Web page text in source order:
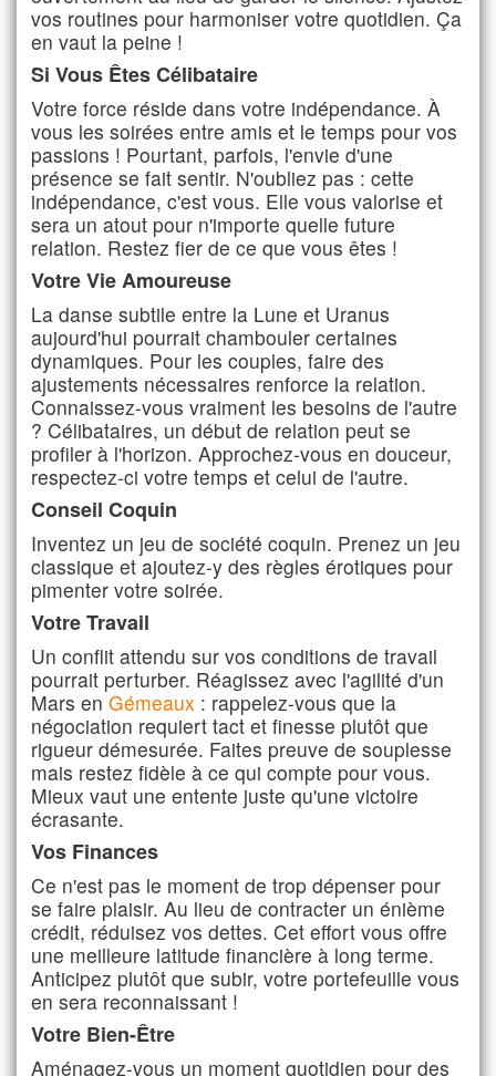
vos routines pour harmoniser votre quotidien. Ça
en vaut la peine !
Si Vous Êtes Célibataire
Votre force réside dans votre indépendance. À
vous les soirées entre amis et le temps pour vos
passions ! Pourtant, parfois, l'envie d'une
présence se fait sentir. N'oubliez pas : cette
indépendance, c'est vous. Elle vous valorise et
sera un atout pour n'importe quelle future
relation. Restez fier de ce que vous êtes !
Votre Vie Amoureuse
La danse subtile entre la Lune et Uranus
aujourd'hui pourrait chambouler certaines
dynamiques. Pour les couples, faire des
ajustements nécessaires renforce la relation.
Connaissez-vous vraiment les besoins de l'autre
? Célibataires, un début de relation peut se
profiler à l'horizon. Approchez-vous en douceur,
respectez-ci votre temps et celui de l'autre.
Conseil Coquin
Inventez un jeu de société coquin. Prenez un jeu
classique et ajoutez-y des règles érotiques pour
pimenter votre soirée.
Votre Travail
Un conflit attendu sur vos conditions de travail
pourrait perturber. Réagissez avec l'agilité d'un
Mars en Gémeaux : rappelez-vous que la
négociation requiert tact et finesse plutôt que
rigueur démesurée. Faites preuve de souplesse
mais restez fidèle à ce qui compte pour vous.
Mieux vaut une entente juste qu'une victoire
écrasante.
Vos Finances
Ce n'est pas le moment de trop dépenser pour
se faire plaisir. Au lieu de contracter un énième
crédit, réduisez vos dettes. Cet effort vous offre
une meilleure latitude financière à long terme.
Anticipez plutôt que subir, votre portefeuille vous
en sera reconnaissant !
Votre Bien-Être
Aménagez-vous un moment quotidien pour des